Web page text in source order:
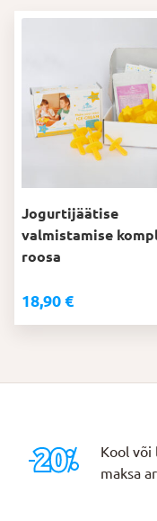
Jogurtijäätise
valmistamise
roosa
18,90 €
Kool või
maksa